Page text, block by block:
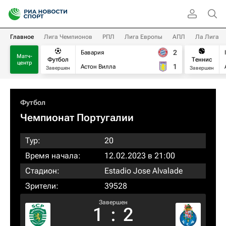
Главное Лига Чемпионов РПЛ Лига Европы АПЛ Ла Лига
Матч-
центр
Футбол
Завершен
Бавария
Астон Вилла
2
1
Теннис
Завершен
Футбол
Чемпионат Португалии
Тур:
20
Время начала:
12.02.2023 в 21:00
Стадион:
Estadio Jose Alvalade
Зрители:
39528
Завершен
1 : 2